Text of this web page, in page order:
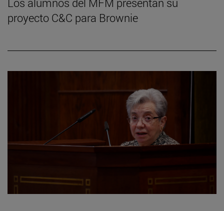
proyecto C&C para Brownie